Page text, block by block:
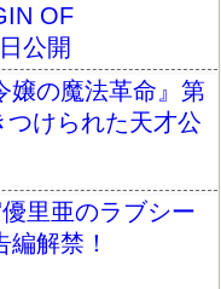
OF
公開
嬢の魔法革命』第
けられた天才公
里亜のラブシー
解禁！